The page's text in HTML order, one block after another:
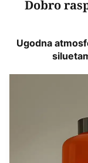
Dobro
Ugodna